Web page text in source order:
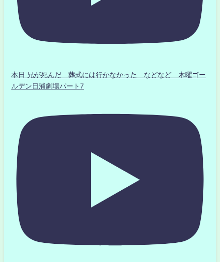
本日 兄が死んだ 葬式には行かなかった などなど 木曜ゴー
ルデン日浦劇場パート7